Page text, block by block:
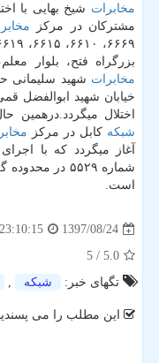
مخابرات شیخ بهایی با
مشتركان در مركز
بزرگراه فتح، بلوار
مخابرات
خیابان شهید ابوالفضل
اختلال میگردد.درهمین
شبكه كابل در مركز
آغاز میگردد كه با
است.
1397/08/24
23:10:15
5.0
/ 5
تگهای خبر:
شبكه ,
این مطلب را می